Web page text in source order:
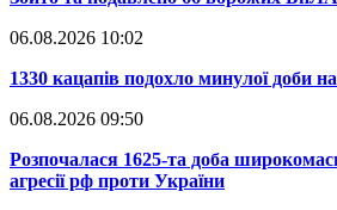
06.08.2026 10:02
​1330 кацапів подохло минулої доби на
06.08.2026 09:50
​Розпочалася 1625-та доба
агресії рф проти України